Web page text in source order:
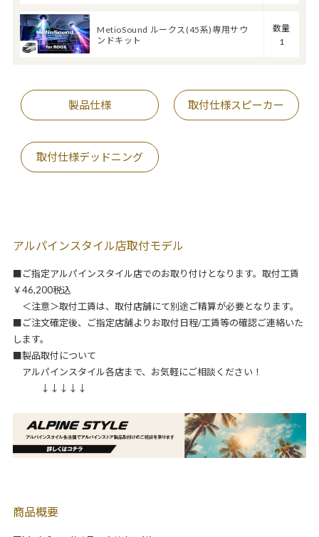
MetioSound ルークス(45系)専用サウ
ンドキット
数量
1
製品仕様 取付仕様スピーカー
取付仕様デッドニング
アルパインスタイル店取付モデル
■ご指定アルパインスタイル店でのお取り付けとなります。取付工賃
￥46,200税込
＜注意＞取付工賃は、取付店舗にて別途ご精算が必要となります。
■ご注文確定後、ご指定店舗よりお取付日程/工賃等の確認ご連絡いた
します。
■製品取付について
アルパインスタイル各店まで、お気軽にご相談ください！
↓↓↓↓↓
商品概要